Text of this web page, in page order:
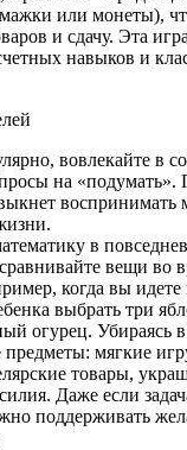
или монеты),
и сдачу. Эта
навыков и
вовлекайте в
на «подумать».
воспринимать
в
вещи во
когда вы идете
выбрать три
огурец. Убираясь в
предметы: мягкие
товары,
Даже если
поддерживать